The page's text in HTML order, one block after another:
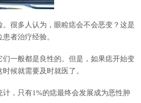
很多人认为，眼睑痣会不会恶变？这是
者治疗经验。
一般都是良性的。但是，如果痣开始变
候就需要及时就医了。
，只有1%的痣最终会发展成为恶性肿